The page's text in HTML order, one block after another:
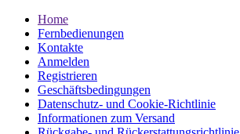
Home
Fernbedienungen
Kontakte
Anmelden
Registrieren
Geschäftsbedingungen
Datenschutz- und Cookie-Richtlinie
Informationen zum Versand